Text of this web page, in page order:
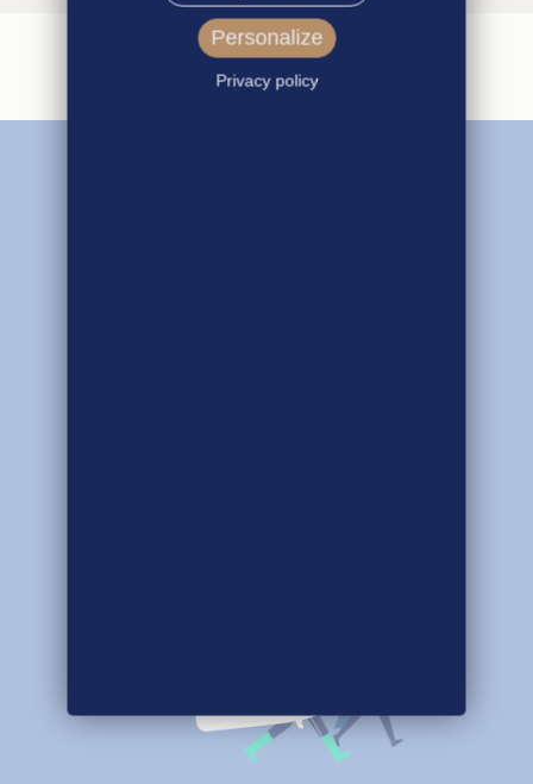
Personalize
Privacy policy